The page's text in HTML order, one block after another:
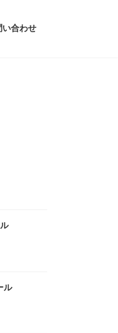
い合わせ
ル